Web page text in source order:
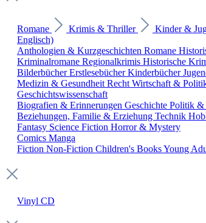
Romane Krimis & Thriller Kinder &
Englisch)
Anthologien & Kurzgeschichten Romane
Kriminalromane Regionalkrimis Historische
BilderbücherErstlesebücherKinderbücher
Medizin & Gesundheit Recht Wirtschaft &
Geschichtswissenschaft
Biografien & Erinnerungen Geschichte Politik &
Beziehungen, Familie & Erziehung Technik
Fantasy Science Fiction Horror & Mystery
Comics Manga
Fiction Non-Fiction Children's BooksYoung
Vinyl CD